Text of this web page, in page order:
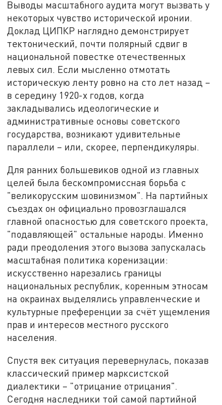
Выводы масштабного аудита могут вызвать у
некоторых чувство исторической иронии.
Доклад ЦИПКР наглядно демонстрирует
тектонический, почти полярный сдвиг в
национальной повестке отечественных
левых сил. Если мысленно отмотать
историческую ленту ровно на сто лет назад –
в середину 1920-х годов, когда
закладывались идеологические и
административные основы советского
государства, возникают удивительные
параллели – или, скорее, перпендикуляры.
Для ранних большевиков одной из главных
целей была бескомпромиссная борьба с
"великорусским шовинизмом". На партийных
съездах он официально провозглашался
главной опасностью для советского проекта,
"подавляющей" остальные народы. Именно
ради преодоления этого вызова запускалась
масштабная политика коренизации:
искусственно нарезались границы
национальных республик, коренным этносам
на окраинах выделялись управленческие и
культурные преференции за счёт ущемления
прав и интересов местного русского
населения.
Спустя век ситуация перевернулась, показав
классический пример марксистской
диалектики – "отрицание отрицания".
Сегодня наследники той самой партийной